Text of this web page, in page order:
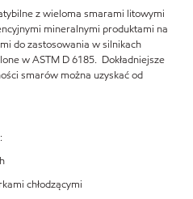
z wieloma smarami litowymi
mineralnymi produktami na
do zastosowania w silnikach
w ASTM D 6185. Dokładniejsze
smarów można uzyskać od
chłodzącymi